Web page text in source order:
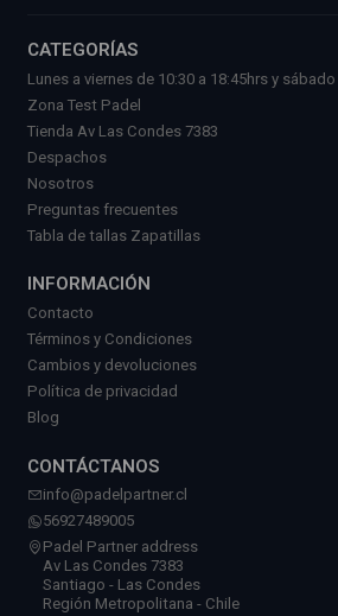
CATEGORÍAS
Lunes a viernes de 10:30 a 18:45hrs y sábado
Zona Test Padel
Tienda Av Las Condes 7383
Despachos
Nosotros
Preguntas frecuentes
Tabla de tallas Zapatillas
INFORMACIÓN
Contacto
Términos y Condiciones
Cambios y devoluciones
Política de privacidad
Blog
CONTÁCTANOS
info@padelpartner.cl
56927489005
Padel Partner address
Av Las Condes 7383
Santiago - Las Condes
Región Metropolitana - Chile